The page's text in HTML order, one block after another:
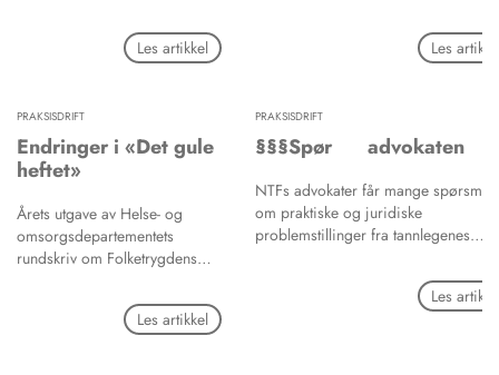
Les artikkel
med tilbud om mange gode faglige
kurs, både med og uten politiske
foreningen. Vi får bare håpe at det
sikt vil gi avkastning i form av mer
engasjement fra medlemmene, og
bare i form av ekstra kilo rundt livet
de lokalt tillitsvalgte.
Les
PRAKSISDRIFT
Endringer i «Det gule
heftet»
Årets utgave av Helse- og
omsorgsdepartementets
rundskriv om Folketrygdens
tannbehandling foreligger nå.
Les artikkel
PRAKSISDRIFT
§§§Spør advokaten
NTFs advokater får mange spørsmål
om praktiske og juridiske
problemstillinger fra tannlegenes
disse problemstillingene i en egen
spalte. Leserne oppfordres til å
Les